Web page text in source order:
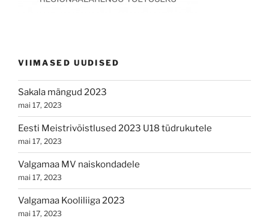
VIIMASED UUDISED
Sakala mängud 2023
mai 17, 2023
Eesti Meistrivõistlused 2023 U18 tüdrukutele
mai 17, 2023
Valgamaa MV naiskondadele
mai 17, 2023
Valgamaa Kooliliiga 2023
mai 17, 2023